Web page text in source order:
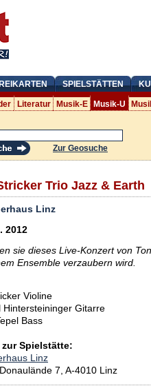
SPIELSTÄTTEN
Literatur Musik-E Musik-U
Zur Geosuche
Trio Jazz & Earth
Linz
2012
sie dieses Live-Konzert von
Ensemble verzaubern wird.
Violine
Hintersteininger Gitarre
Bass
zur Spielstätte:
Linz
7, A-4010 Linz